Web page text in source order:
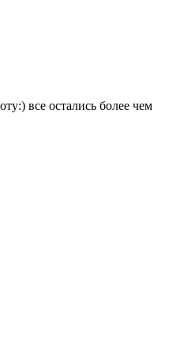
все остались более чем